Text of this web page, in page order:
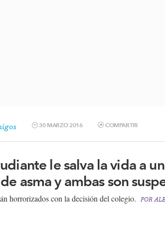
30 MARZO 2016 COMPARTIR
le salva la vida a
asma y ambas son
horrorizados con la decisión del colegio​.​ POR